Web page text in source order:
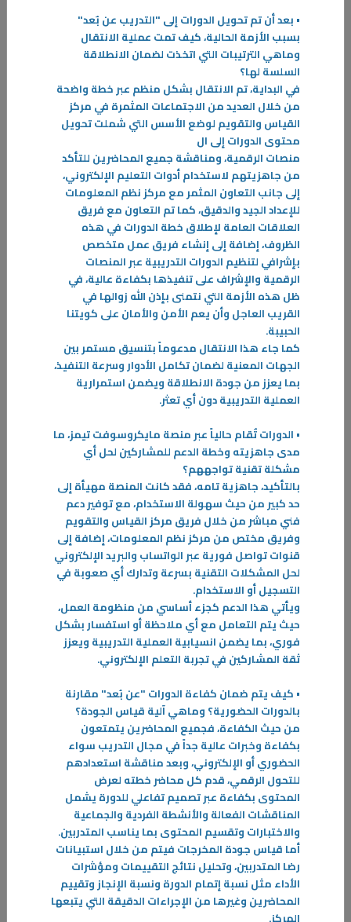
مشاركة فعالة من الهيئة العامة للتعليم التطبيقي والتدريب في معرض
"دراستي"
تحرص الهيئة العامة للتعليم التطبيقي والتدريب على مصلحة الطالب بالدرجة
الأولى من خلال المشاركة المستمرة في المعارض والفعاليات التعليمية بما
فيها من أهمية التواصل المباشر مع الطلبة وأولياء الأمور
لائحة البعثات الجديدة تطوير تنظيمي ومالي يعزز الشفافية ويرتقي بمنظومة
الابتعاث في "التطبيقي"
انطلاقاً من حرص الهيئة العامة للتعليم التطبيقي والتدريب على تطوير
منظومة البعثات الدراسية، وتعزيز كفاءتها بما يواكب المتغيرات الأكاديمية
والإدارية الحديثة
• بعد أن تم تحويل الدورات إلى "التدريب عن بٌعد"
بسبب الأزمة الحالية، كيف تمت عملية الانتقال
وماهي الترتيبات التي اتخذت لضمان الانطلاقة
السلسة لها؟
في البداية، تم الانتقال بشكل منظم عبر خطة واضحة
من خلال العديد من الاجتماعات المثمرة في مركز
القياس والتقويم لوضع الأسس التي شملت تحويل
محتوى الدورات إلى ال
منصات الرقمية، ومناقشة جميع المحاضرين للتأكد
من جاهزيتهم لاستخدام أدوات التعليم الإلكتروني،
إلى جانب التعاون المثمر مع مركز نظم المعلومات
للإعداد الجيد والدقيق، كما تم التعاون مع فريق
العلاقات العامة لإطلاق خطة الدورات في هذه
الظروف، إضافة إلى إنشاء فريق عمل متخصص
بإشرافي لتنظيم الدورات التدريبية عبر المنصات
الرقمية والإشراف على تنفيذها بكفاءة عالية، في
ظل هذه الأزمة التي نتمنى بإذن الله زوالها في
القريب العاجل وأن يعم الأمن والأمان على كويتنا
الحبيبة.
كما جاء هذا الانتقال مدعوماً بتنسيق مستمر بين
الجهات المعنية لضمان تكامل الأدوار وسرعة التنفيذ،
بما يعزز من جودة الانطلاقة ويضمن استمرارية
العملية التدريبية دون أي تعثر.
• الدورات تٌقام حالياً عبر منصة مايكروسوفت تيمز، ما
مدى جاهزيته وخطة الدعم للمشاركين لحل أي
مشكلة تقنية تواجههم؟
بالتأكيد، جاهزية تامه، فقد كانت المنصة مهيأة إلى
حد كبير من حيث سهولة الاستخدام، مع توفير دعم
فني مباشر من خلال فريق مركز القياس والتقويم
وفريق مختص من مركز نظم المعلومات، إضافة إلى
قنوات تواصل فورية عبر الواتساب والبريد الإلكتروني
لحل المشكلات التقنية بسرعة وتدارك أي صعوبة في
التسجيل أو الاستخدام.
ويأتي هذا الدعم كجزء أساسي من منظومة العمل،
حيث يتم التعامل مع أي ملاحظة أو استفسار بشكل
فوري، بما يضمن انسيابية العملية التدريبية ويعزز
ثقة المشاركين في تجربة التعلم الإلكتروني.
• كيف يتم ضمان كفاءة الدورات "عن بُعد" مقارنة
بالدورات الحضورية؟ وماهي آلية قياس الجودة؟
من حيث الكفاءة، فجميع المحاضرين يتمتعون
بكفاءة وخبرات عالية جداً في مجال التدريب سواء
الحضوري أو الإلكتروني، وبعد مناقشة استعدادهم
للتحول الرقمي، قدم كل محاضر خطته لعرض
المحتوى بكفاءة عبر تصميم تفاعلي للدورة يشمل
المناقشات الفعالة والأنشطة الفردية والجماعية
والاختبارات وتقسيم المحتوى بما يناسب المتدربين.
أما قياس جودة المخرجات فيتم من خلال استبيانات
رضا المتدربين، وتحليل نتائج التقييمات ومؤشرات
الأداء مثل نسبة إتمام الدورة ونسبة الإنجاز وتقييم
المحاضرين وغيرها من الإجراءات الدقيقة التي يتبعها